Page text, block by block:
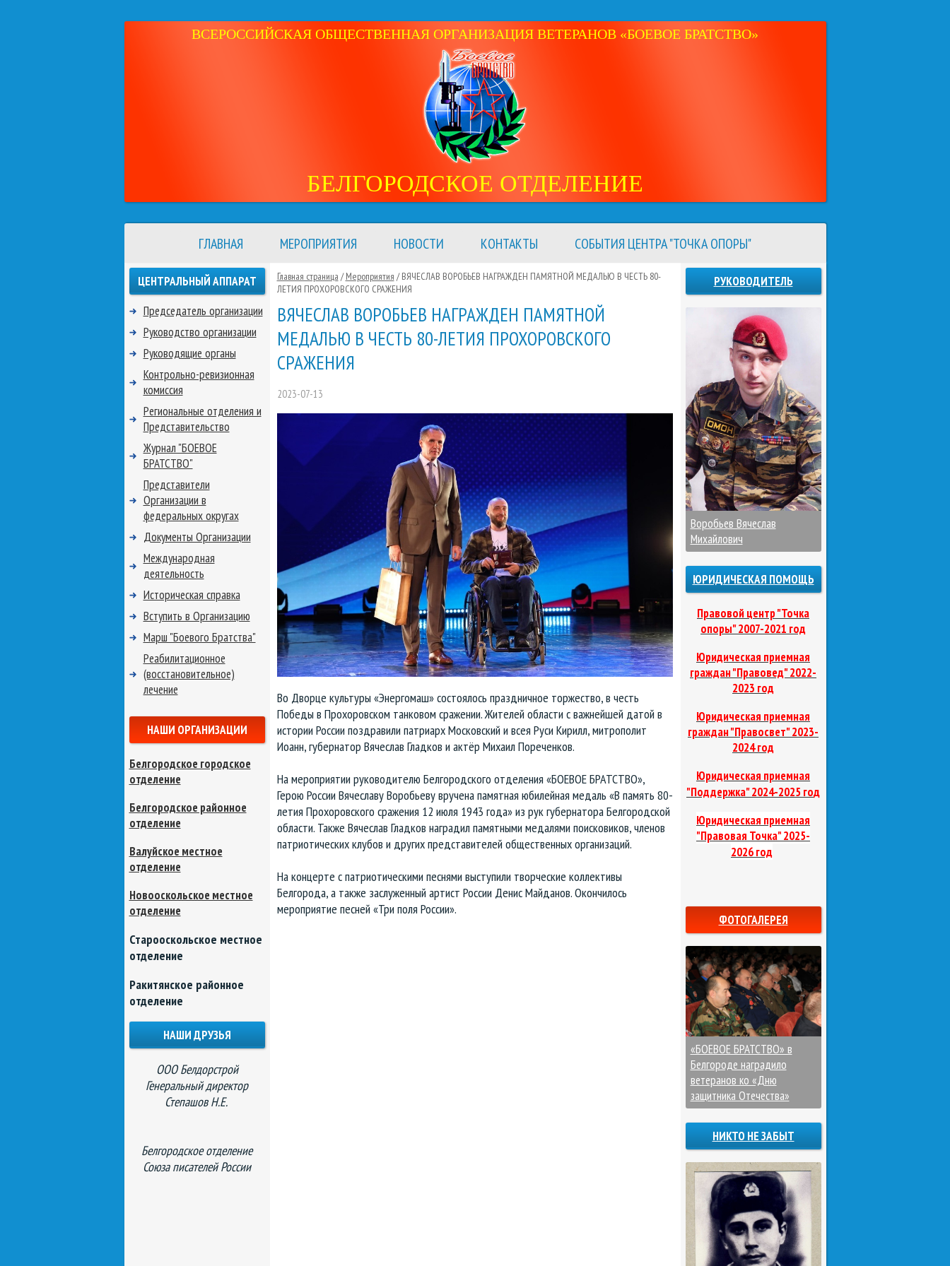
ВСЕРОССИЙСКАЯ ОБЩЕСТВЕННАЯ ОРГАНИЗАЦИЯ ВЕТЕРАНОВ «БОЕВОЕ БРАТСТВО»
БЕЛГОРОДСКОЕ ОТДЕЛЕНИЕ
ГЛАВНАЯ МЕРОПРИЯТИЯ НОВОСТИ КОНТАКТЫ СОБЫТИЯ ЦЕНТРА "ТОЧКА ОПОРЫ"
Главная страница /Мероприятия /ВЯЧЕСЛАВ ВОРОБЬЕВ НАГРАЖДЕН ПАМЯТНОЙ МЕДАЛЬЮ В ЧЕСТЬ 80-
ЛЕТИЯ ПРОХОРОВСКОГО СРАЖЕНИЯ
ВЯЧЕСЛАВ ВОРОБЬЕВ НАГРАЖДЕН ПАМЯТНОЙ
МЕДАЛЬЮ В ЧЕСТЬ 80-ЛЕТИЯ ПРОХОРОВСКОГО
СРАЖЕНИЯ
2023-07-13
Во Дворце культуры «Энергомаш» состоялось праздничное торжество, в честь
Победы в Прохоровском танковом сражении. Жителей области с важнейшей датой в
истории России поздравили патриарх Московский и всея Руси Кирилл, митрополит
Иоанн, губернатор Вячеслав Гладков и актёр Михаил Пореченков.
На мероприятии руководителю Белгородского отделения «БОЕВОЕ БРАТСТВО»,
Герою России Вячеславу Воробьеву вручена памятная юбилейная медаль «В память 80-
летия Прохоровского сражения 12 июля 1943 года» из рук губернатора Белгородской
области. Также Вячеслав Гладков наградил памятными медалями поисковиков, членов
патриотических клубов и других представителей общественных организаций.
На концерте с патриотическими песнями выступили творческие коллективы
Белгорода, а также заслуженный артист России Денис Майданов. Окончилось
мероприятие песней «Три поля России».
ЦЕНТРАЛЬНЫЙ АППАРАТ
Председатель организации
Руководство организации
Руководящие органы
Контрольно-ревизионная
комиссия
Региональные отделения и
Представительство
Журнал "БОЕВОЕ
БРАТСТВО"
Представители
Организации в
федеральных округах
Документы Организации
Международная
деятельность
Историческая справка
Вступить в Организацию
Марш "Боевого Братства"
Реабилитационное
(восстановительное)
лечение
НАШИ ОРГАНИЗАЦИИ
Белгородское городское
отделение
Белгородское районное
отделение
Валуйское местное
отделение
Новооскольское местное
отделение
Старооскольское местное
отделение
Ракитянское районное
отделение
НАШИ ДРУЗЬЯ
ООО Белдорстрой
Генеральный директор
Степашов Н.Е.
Белгородское отделение
Союза писателей России
РУКОВОДИТЕЛЬ
Воробьев Вячеслав
Михайлович
ЮРИДИЧЕСКАЯ ПОМОЩЬ
Правовой центр "Точка
опоры" 2007-2021 год
Юридическая приемная
граждан "Правовед"2022-
2023 год
Юридическая приемная
граждан "Правосвет"2023-
2024 год
Юридическая приемная
"Поддержка"2024-2025 год
Юридическая приемная
"Правовая Точка"2025-
2026 год
ФОТОГАЛЕРЕЯ
«БОЕВОЕ БРАТСТВО» в
Белгороде наградило
ветеранов ко «Дню
защитника Отечества»
НИКТО НЕ ЗАБЫТ